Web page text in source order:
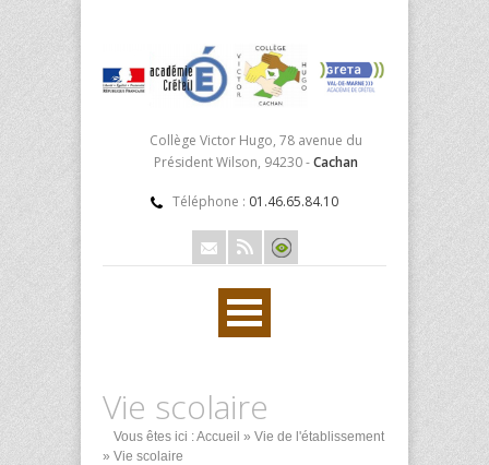
Collège Victor Hugo, 78 avenue du
Président Wilson, 94230 -Cachan
Téléphone : 01.46.65.84.10
Vie scolaire
Vous êtes ici :Accueil » Vie de l'établissement
» Vie scolaire